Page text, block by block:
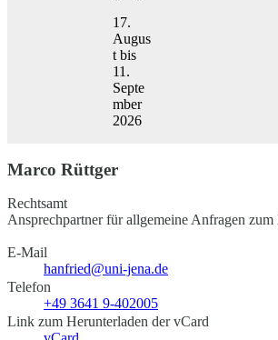
17.
Augus
t bis
11.
Septe
mber
2026
Marco Rüttger
Rechtsamt
Ansprechpartner für allgemeine Anfragen
E-Mail
hanfried@uni-jena.de
Telefon
+49 3641 9-402005
Link zum Herunterladen der vCard